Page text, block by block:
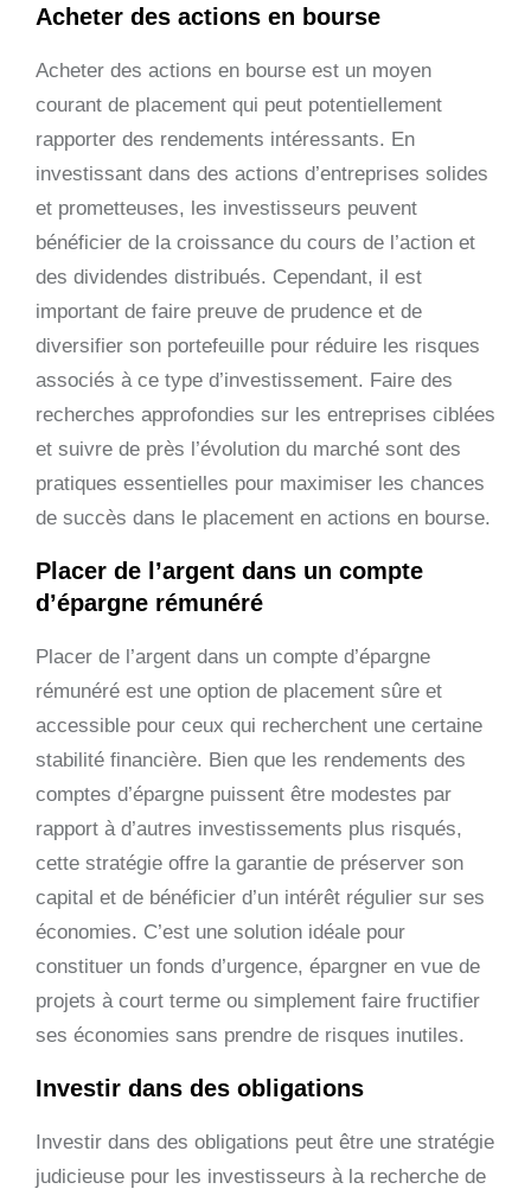
Acheter des actions en bourse
Acheter des actions en bourse est un moyen
courant de placement qui peut potentiellement
rapporter des rendements intéressants. En
investissant dans des actions d’entreprises solides
et prometteuses, les investisseurs peuvent
bénéficier de la croissance du cours de l’action et
des dividendes distribués. Cependant, il est
important de faire preuve de prudence et de
diversifier son portefeuille pour réduire les risques
associés à ce type d’investissement. Faire des
recherches approfondies sur les entreprises ciblées
et suivre de près l’évolution du marché sont des
pratiques essentielles pour maximiser les chances
de succès dans le placement en actions en bourse.
Placer de l’argent dans un compte
d’épargne rémunéré
Placer de l’argent dans un compte d’épargne
rémunéré est une option de placement sûre et
accessible pour ceux qui recherchent une certaine
stabilité financière. Bien que les rendements des
comptes d’épargne puissent être modestes par
rapport à d’autres investissements plus risqués,
cette stratégie offre la garantie de préserver son
capital et de bénéficier d’un intérêt régulier sur ses
économies. C’est une solution idéale pour
constituer un fonds d’urgence, épargner en vue de
projets à court terme ou simplement faire fructifier
ses économies sans prendre de risques inutiles.
Investir dans des obligations
Investir dans des obligations peut être une stratégie
judicieuse pour les investisseurs à la recherche de